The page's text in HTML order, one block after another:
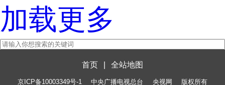
加载更多
首页 全站地图
京ICP备10003349号-1 中央广播电视总台 央视网 版权所有